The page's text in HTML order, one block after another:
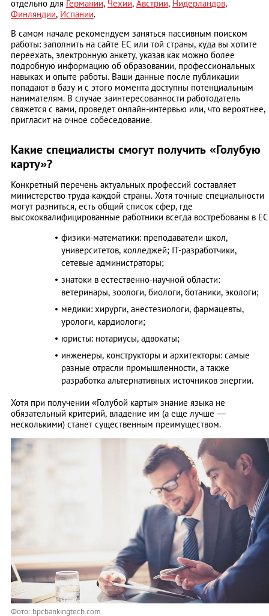
отдельно для Германии, Чехии, Австрии, Нидерландов,
Финляндии, Испании.
В самом начале рекомендуем заняться пассивным поиском
работы: заполнить на сайте ЕС или той страны, куда вы хотите
переехать, электронную анкету, указав как можно более
подробную информацию об образовании, профессиональных
навыках и опыте работы. Ваши данные после публикации
попадают в базу и с этого момента доступны потенциальным
нанимателям. В случае заинтересованности работодатель
свяжется с вами, проведет онлайн-интервью или, что вероятнее,
пригласит на очное собеседование.
Какие специалисты смогут получить «Голубую
карту»?
Конкретный перечень актуальных профессий составляет
министерство труда каждой страны. Хотя точные специальности
могут разниться, есть общий список сфер, где
высококвалифицированные работники всегда востребованы в
физики-математики: преподаватели школ,
университетов, колледжей; IT-разработчики,
сетевые администраторы;
знатоки в естественно-научной области:
ветеринары, зоологи, биологи, ботаники, экологи;
медики: хирурги, анестезиологи, фармацевты,
урологи, кардиологи;
юристы: нотариусы, адвокаты;
инженеры, конструкторы и архитекторы: самые
разные отрасли промышленности, а также
разработка альтернативных источников энергии.
Хотя при получении «Голубой карты» знание языка не
обязательный критерий, владение им (а еще лучше —
несколькими) станет существенным преимуществом.
Фото: bpcbankingtech.com